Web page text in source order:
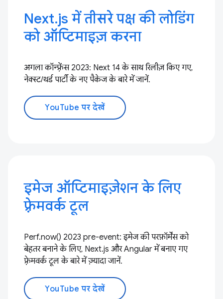
Next.js में तीसरे पक्ष की लोडिंग
को ऑप्टिमाइज़ करना
अगला कॉन्फ़्रेंस 2023: Next 14 के साथ रिलीज़ किए गए,
नेक्स्ट/थर्ड पार्टी के नए पैकेज के बारे में जानें.
YouTube पर देखें
इमेज ऑप्टिमाइज़ेशन के लिए
फ़्रेमवर्क टूल
Perf.now() 2023 pre-event: इमेज की परफ़ॉर्मेंस को
बेहतर बनाने के लिए, Next.js और Angular में बनाए गए
फ़्रेमवर्क टूल के बारे में ज़्यादा जानें.
YouTube पर देखें